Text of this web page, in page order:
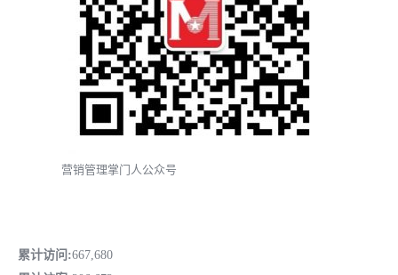
营销管理掌门人公众号
累计访问:667,680